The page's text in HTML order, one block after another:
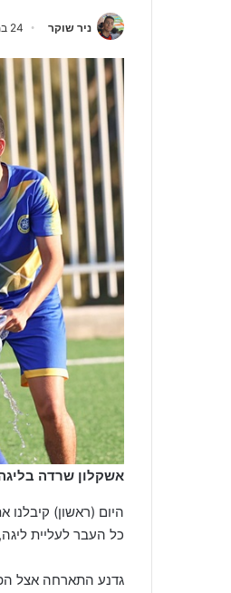
ניר שוקר 24 במאי 2026
אשקלון שרדה
היום (ראשון)
כל העבר לעליית
גדנע התארחה אצל